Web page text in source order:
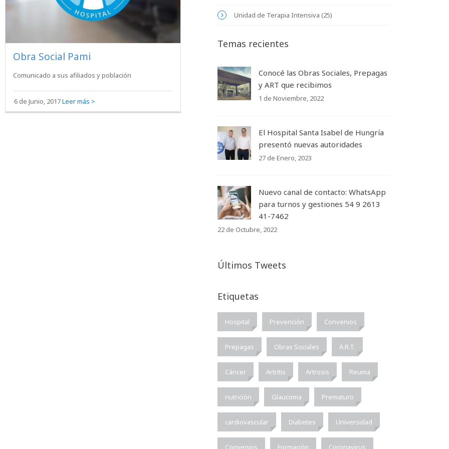
Obra Social Pami
Comunicado a sus afiliados y población
6 de Junio, 2017Leer más >
Unidad de Terapia Intensiva (25)
Temas recientes
Conocé las Obras Sociales, Prepagas
y ART que recibimos
1 de Noviembre, 2022
El Hospital Santa Isabel de Hungría
presentó nuevas autoridades
27 de Enero, 2023
Nuevo canal de contacto: WhatsApp
para turnos y gestiones 54 9 2613
41-7462
22 de Octubre, 2022
Últimos Tweets
Etiquetas
Hospital Prevención Convenios
Prepagas Obras Sociales A.R.T.
Cáncer Artritis Artrosis Reuma
nutrición Glaucoma Prematuro
cardiovascular Diabetes Universidad
Convenios Formación Coronavirus